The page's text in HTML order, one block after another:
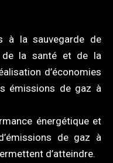
à la sauvegarde de
de la santé et de la
d’économies
émissions de gaz à
énergétique et
de gaz à
d’atteindre.